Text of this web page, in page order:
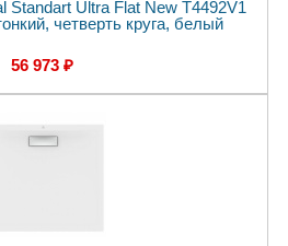
Ultra Flat New T4492V1
четверть круга, белый
56 973 ₽